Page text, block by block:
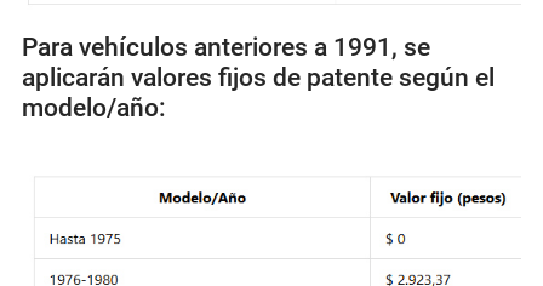
Para vehículos anteriores a 1991, se
aplicarán valores fijos de patente según el
modelo/año: